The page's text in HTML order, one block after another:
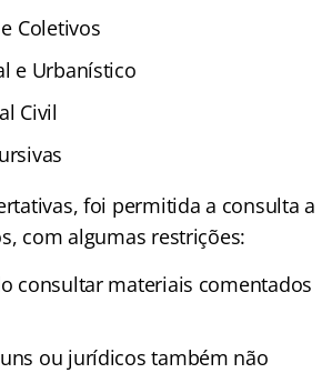
Coletivos
e Urbanístico
Civil
foi permitida a consulta a
com algumas restrições:
consultar materiais comentados
ou jurídicos também não